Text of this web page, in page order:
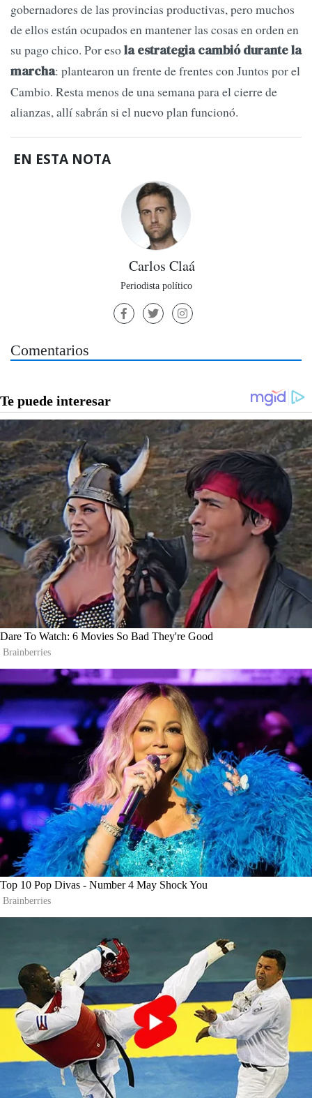
gobernadores de las provincias productivas, pero muchos
de ellos están ocupados en mantener las cosas en orden en
su pago chico. Por esola estrategia cambió durante la
marcha: plantearon un frente de frentes con Juntos por el
Cambio. Resta menos de una semana para el cierre de
alianzas, allí sabrán si el nuevo plan funcionó.
EN ESTA NOTA
Carlos Claá
Periodista político
Comentarios